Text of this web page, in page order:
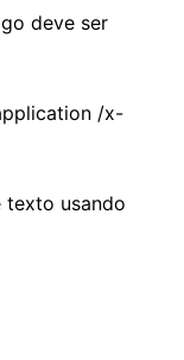
deve ser
/x-
texto usando